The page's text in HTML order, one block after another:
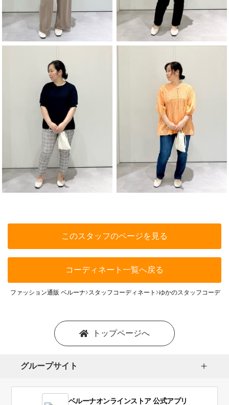
このスタッフのページを見る
コーディネート一覧へ戻る
ファッション通販 ベルーナ スタッフコーディネート ゆかのスタッフコーディ
トップページへ
グループサイト
ベルーナオンラインストア 公式アプリ